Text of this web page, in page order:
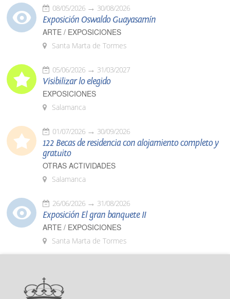
08/05/2026 30/08/2026
Exposición Oswaldo Guayasamín
ARTE / EXPOSICIONES
Santa Marta de Tormes
05/06/2026 31/03/2027
Visibilizar lo elegido
EXPOSICIONES
Salamanca
01/07/2026 30/09/2026
122 Becas de residencia con alojamiento completo y
gratuito
OTRAS ACTIVIDADES
Salamanca
26/06/2026 31/08/2026
Exposición El gran banquete II
ARTE / EXPOSICIONES
Santa Marta de Tormes